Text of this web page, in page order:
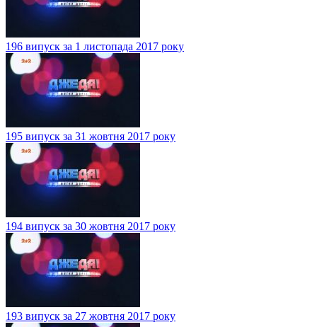
196 випуск за 1 листопада 2017 року
195 випуск за 31 жовтня 2017 року
194 випуск за 30 жовтня 2017 року
193 випуск за 27 жовтня 2017 року